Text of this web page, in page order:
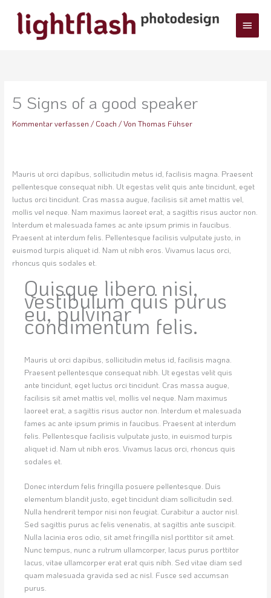
Inhalt
springen
5 Signs of a good speaker
Kommentar verfassen /Coach / Von Thomas Fühser
Mauris ut orci dapibus, sollicitudin metus id, facilisis magna. Praesent
pellentesque consequat nibh. Ut egestas velit quis ante tincidunt, eget
luctus orci tincidunt. Cras massa augue, facilisis sit amet mattis vel,
mollis vel neque. Nam maximus laoreet erat, a sagittis risus auctor non.
Interdum et malesuada fames ac ante ipsum primis in faucibus.
Praesent at interdum felis. Pellentesque facilisis vulputate justo, in
euismod turpis aliquet id. Nam ut nibh eros. Vivamus lacus orci,
rhoncus quis sodales et.
Quisque libero nisi,
vestibulum quis purus
eu, pulvinar
condimentum felis.
Mauris ut orci dapibus, sollicitudin metus id, facilisis magna.
Praesent pellentesque consequat nibh. Ut egestas velit quis
ante tincidunt, eget luctus orci tincidunt. Cras massa augue,
facilisis sit amet mattis vel, mollis vel neque. Nam maximus
laoreet erat, a sagittis risus auctor non. Interdum et malesuada
fames ac ante ipsum primis in faucibus. Praesent at interdum
felis. Pellentesque facilisis vulputate justo, in euismod turpis
aliquet id. Nam ut nibh eros. Vivamus lacus orci, rhoncus quis
sodales et.
Donec interdum felis fringilla posuere pellentesque. Duis
elementum blandit justo, eget tincidunt diam sollicitudin sed.
Nulla hendrerit tempor nisi non feugiat. Curabitur a auctor nisl.
Sed sagittis purus ac felis venenatis, at sagittis ante suscipit.
Nulla lacinia eros odio, sit amet fringilla nisl porttitor sit amet.
Nunc tempus, nunc a rutrum ullamcorper, lacus purus porttitor
lacus, vitae ullamcorper erat erat quis nibh. Sed vitae diam sed
quam malesuada gravida sed ac nisl. Fusce sed accumsan
purus.